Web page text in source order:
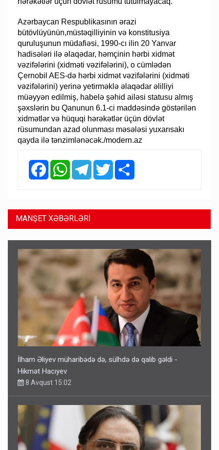
Azərbaycan Respublikasının ərazi
bütövlüyünün,müstəqilliyinin və konstitusiya
quruluşunun müdafiəsi, 1990-cı ilin 20 Yanvar
hadisələri ilə əlaqədar, həmçinin hərbi xidmət
vəzifələrini (xidməti vəzifələrini), o cümlədən
Çernobil AES-də hərbi xidmət vəzifələrini (xidməti
vəzifələrini) yerinə yetirməklə əlaqədar əlilliyi
müəyyən edilmiş, habelə şəhid ailəsi statusu almış
şəxslərin bu Qanunun 6.1-ci maddəsində göstərilən
xidmətlər və hüquqi hərəkətlər üçün dövlət
rüsumundan azad olunması məsələsi yuxarısakı
qayda ilə tənzimlənəcək./modern.az
FacebookWhatsAppTelegramTwitter
MANŞET XƏBƏRLƏRİ
İlham Əliyev müharibədə də, sülhdə də qalib gəldi -
Hikmət Hacıyev
8 Avqust 15:02